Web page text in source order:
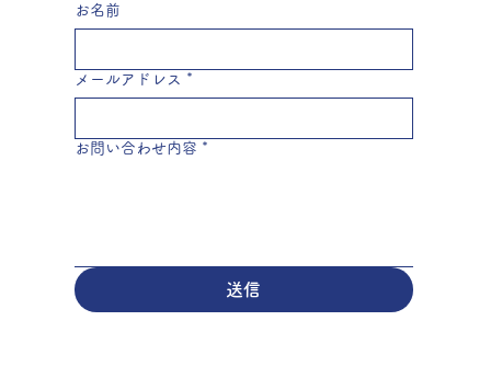
お名前
メールアドレス *
お問い合わせ内容 *
送信